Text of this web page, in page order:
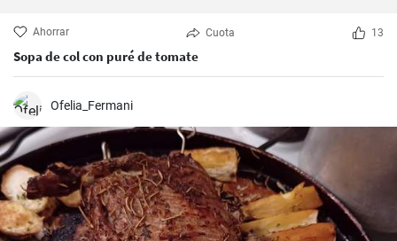
Ahorrar Cuota 13
Sopa de col con puré de tomate
Ofelia_Fermani